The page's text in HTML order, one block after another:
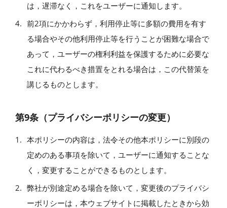
は，遅滞なく，これをユーザーに通知します。
前2項にかかわらず，利用停止等に多額の費用を有す
る場合やその他利用停止等を行うことが困難な場合で
あって，ユーザーの権利利益を保護するために必要な
これに代わるべき措置をとれる場合は，この代替策を
講じるものとします。
第9条（プライバシーポリシーの変更）
本ポリシーの内容は，法令その他本ポリシーに別段の
定めのある事項を除いて，ユーザーに通知することな
く，変更することができるものとします。
弊社が別途定める場合を除いて，変更後のプライバシ
ーポリシーは，本ウェブサイトに掲載したときから効